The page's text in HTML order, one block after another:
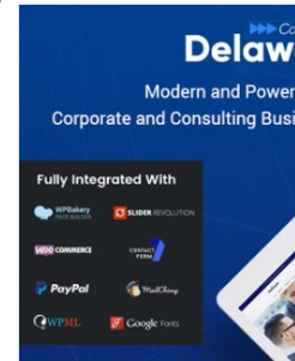
Giảm giá!